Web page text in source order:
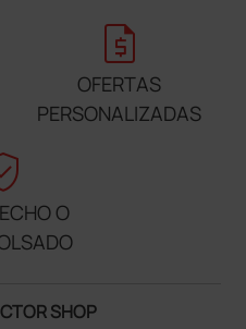
request_quote
OFERTAS
PERSONALIZADAS
O
SHOP